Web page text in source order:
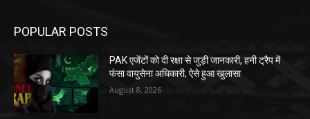
POPULAR POSTS
PAK एजेंटों को दी रक्षा से जुड़ी जानकारी, हनी ट्रैप में
फंसा वायुसेना अधिकारी, ऐसे हुआ खुलासा
August 8, 2026